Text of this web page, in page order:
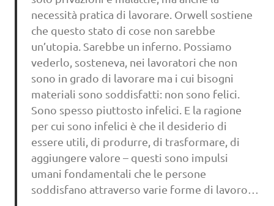
necessità pratica di lavorare. Orwell sostiene
che questo stato di cose non sarebbe
un’utopia. Sarebbe un inferno. Possiamo
vederlo, sosteneva, nei lavoratori che non
sono in grado di lavorare ma i cui bisogni
materiali sono soddisfatti: non sono felici.
Sono spesso piuttosto infelici. E la ragione
per cui sono infelici è che il desiderio di
essere utili, di produrre, di trasformare, di
aggiungere valore – questi sono impulsi
umani fondamentali che le persone
soddisfano attraverso varie forme di lavoro…